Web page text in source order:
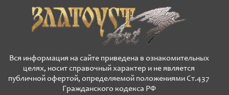
Вся информация на сайте приведена в ознакомительных
целях, носит справочный характер и не является
публичной офертой, определяемой положениями Ст.437
Гражданского кодекса РФ